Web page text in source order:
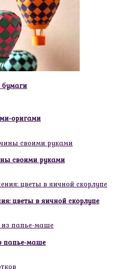
оригами
своими руками
цветы в яичной скорлупе
папье-маше